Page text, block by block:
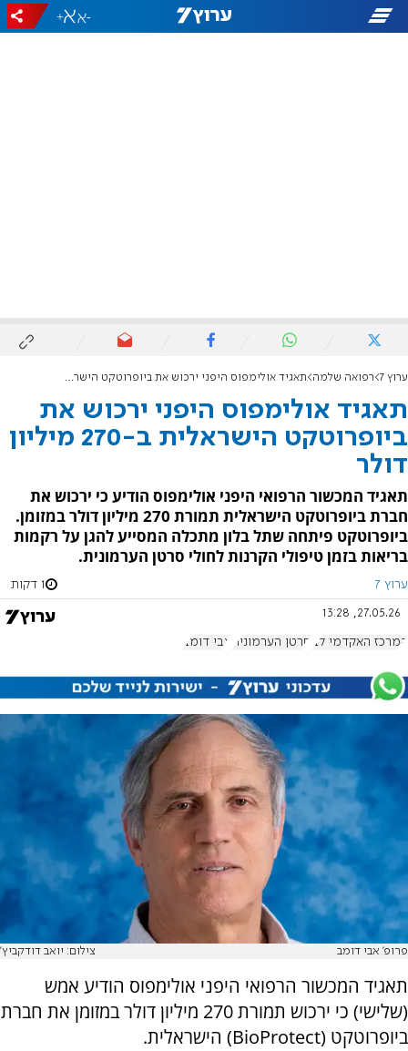
-
+
ערוץ 7 רפואה שלמה תאגיד אולימפוס היפני ירכוש את ביופרוטקט הישראלית ב-270 מיליון דולר
תאגיד אולימפוס היפני ירכוש את
ביופרוטקט הישראלית ב-270 מיליון
דולר
תאגיד המכשור הרפואי היפני אולימפוס הודיע כי ירכוש את
חברת ביופרוטקט הישראלית תמורת 270 מיליון דולר במזומן.
ביופרוטקט פיתחה שתל בלון מתכלה המסייע להגן על רקמות
בריאות בזמן טיפולי הקרנות לחולי סרטן הערמונית.
ערוץ 7 1 דקות
27.05.26, 13:28
המרכז האקדמי לב סרטן הערמונית אבי דומב
פרופ' אבי דומב צילום: יואב דודקביץ'
תאגיד המכשור הרפואי היפני אולימפוס הודיע אמש
(שלישי) כי ירכוש תמורת 270 מיליון דולר במזומן את חברת
ביופרוטקט (BioProtect) הישראלית.